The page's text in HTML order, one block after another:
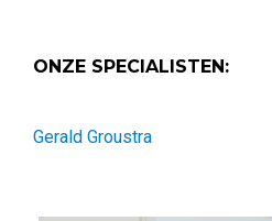
ONZE SPECIALISTEN:
Gerald Groustra